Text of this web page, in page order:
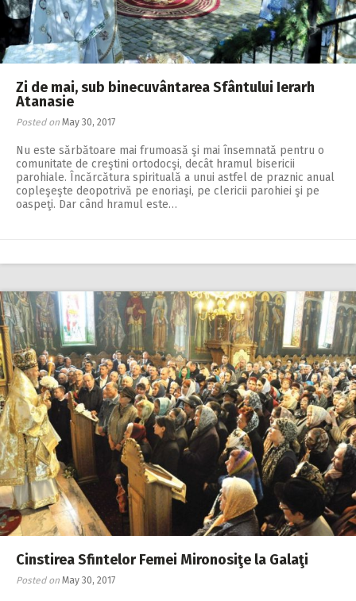
Zi de mai, sub binecuvântarea Sfântului Ierarh
Atanasie
Posted on May 30, 2017
Nu este sărbătoare mai frumoasă şi mai însemnată pentru o
comunitate de creştini ortodocşi, decât hramul bisericii
parohiale. Încărcătura spirituală a unui astfel de praznic anual
copleşeşte deopotrivă pe enoriaşi, pe clericii parohiei şi pe
oaspeţi. Dar când hramul este…
Cinstirea Sfintelor Femei Mironosiţe la Galaţi
Posted on May 30, 2017